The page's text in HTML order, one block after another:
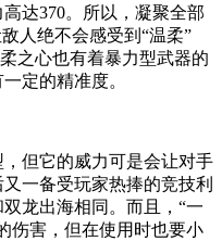
达370。所以，凝聚全部
人绝不会感受到“温柔”
之心也有着暴力型武器的
定的精准度。
但它的威力可是会让对手
一备受玩家热捧的竞技利
龙出海相同。而且，“一
伤害，但在使用时也要小